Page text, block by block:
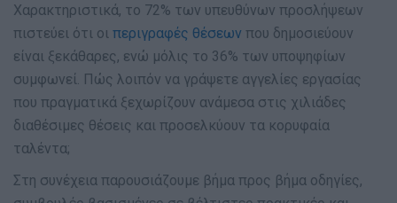
Χαρακτηριστικά, το 72% των υπευθύνων προσλήψεων
πιστεύει ότι οι περιγραφές θέσεων που δημοσιεύουν
είναι ξεκάθαρες, ενώ μόλις το 36% των υποψηφίων
συμφωνεί. Πώς λοιπόν να γράψετε αγγελίες εργασίας
που πραγματικά ξεχωρίζουν ανάμεσα στις χιλιάδες
διαθέσιμες θέσεις και προσελκύουν τα κορυφαία
ταλέντα;
Στη συνέχεια παρουσιάζουμε βήμα προς βήμα οδηγίες,